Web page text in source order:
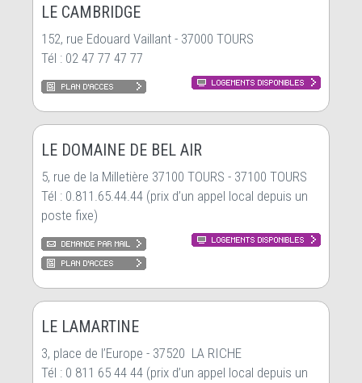
LE CAMBRIDGE
152, rue Edouard Vaillant - 37000 TOURS
Tél : 02 47 77 47 77
LE DOMAINE DE BEL AIR
5, rue de la Milletière 37100 TOURS - 37100 TOURS
Tél : 0.811.65.44.44 (prix d’un appel local depuis un
poste fixe)
LE LAMARTINE
3, place de l’Europe - 37520 LA RICHE
Tél : 0 811 65 44 44 (prix d’un appel local depuis un